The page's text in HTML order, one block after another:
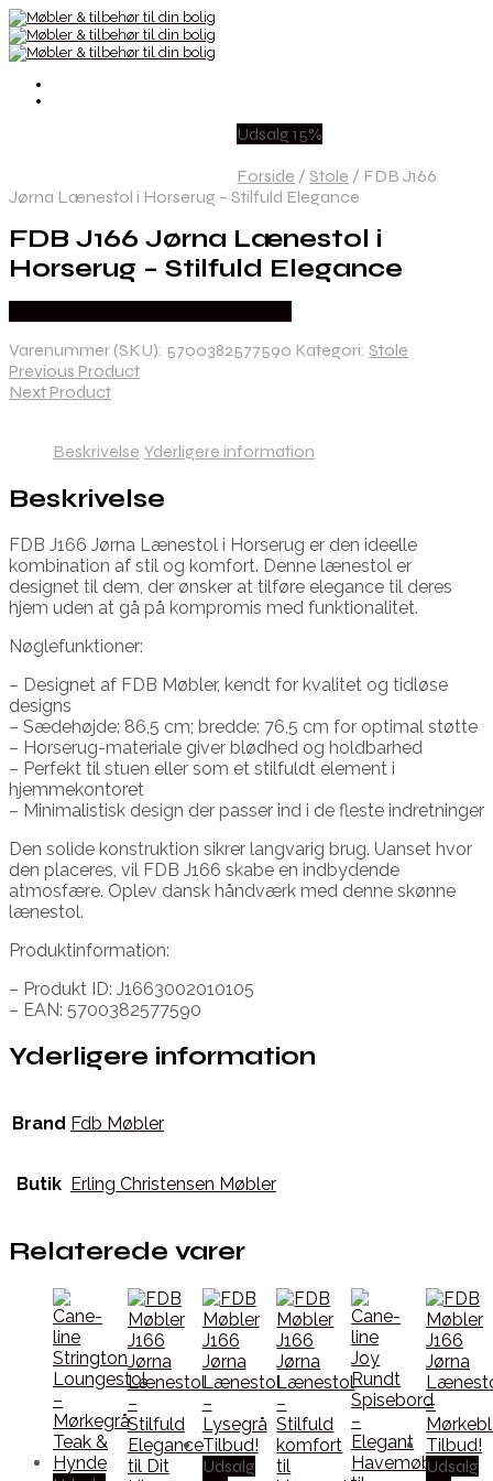
Udsalg 15%
Forside / Stole / FDB J166
Jørna Lænestol i Horserug – Stilfuld Elegance
FDB J166 Jørna Lænestol i
Horserug – Stilfuld Elegance
Varenummer (SKU): 5700382577590 Kategori: Stole
Previous Product
Next Product
Beskrivelse Yderligere information
Beskrivelse
FDB J166 Jørna Lænestol i Horserug er den ideelle
kombination af stil og komfort. Denne lænestol er
designet til dem, der ønsker at tilføre elegance til deres
hjem uden at gå på kompromis med funktionalitet.
Nøglefunktioner:
– Designet af FDB Møbler, kendt for kvalitet og tidløse
designs
– Sædehøjde: 86,5 cm; bredde: 76,5 cm for optimal støtte
– Horserug-materiale giver blødhed og holdbarhed
– Perfekt til stuen eller som et stilfuldt element i
hjemmekontoret
– Minimalistisk design der passer ind i de fleste indretninger
Den solide konstruktion sikrer langvarig brug. Uanset hvor
den placeres, vil FDB J166 skabe en indbydende
atmosfære. Oplev dansk håndværk med denne skønne
lænestol.
Produktinformation:
– Produkt ID: J1663002010105
– EAN: 5700382577590
Yderligere information
Brand Fdb Møbler
Butik Erling Christensen Møbler
Relaterede varer
Udsalg
Udsalg